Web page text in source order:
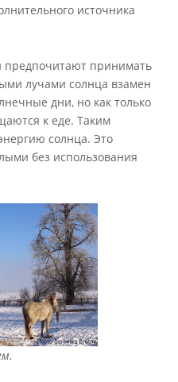
источника
предпочитают принимать
лучами солнца взамен
дни, но как только
к еде. Таким
солнца. Это
без использования